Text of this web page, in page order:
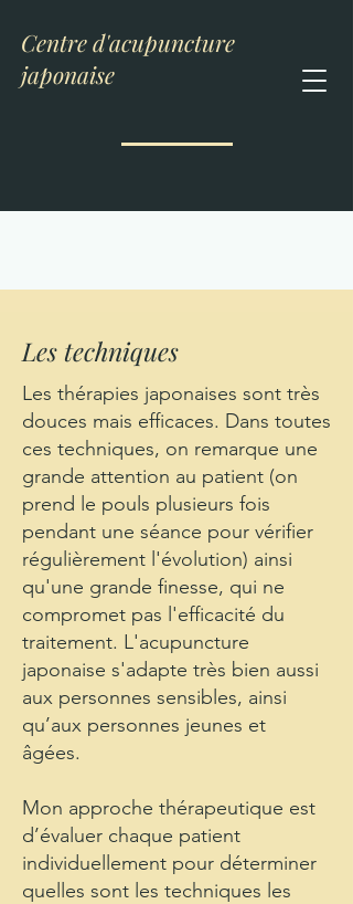
Centre d'acupuncture
japonaise
Les techniques
Les thérapies japonaises sont très
douces mais efficaces. Dans toutes
ces techniques, on remarque une
grande attention au patient (on
prend le pouls plusieurs fois
pendant une séance pour vérifier
régulièrement l'évolution) ainsi
qu'une grande finesse, qui ne
compromet pas l'efficacité du
traitement. L'acupuncture
japonaise s'adapte très bien aussi
aux personnes sensibles, ainsi
qu’aux personnes jeunes et
âgées.
Mon approche thérapeutique est
d’évaluer chaque patient
individuellement pour déterminer
quelles sont les techniques les